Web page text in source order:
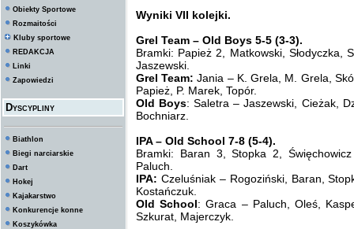
Obiekty Sportowe
Rozmaitości
Kluby sportowe
REDAKCJA
Linki
Zapowiedzi
Dyscypliny
Biathlon
Biegi narciarskie
Dart
Hokej
Kajakarstwo
Konkurencje konne
Koszykówka
Wyniki VII kolejki.
Grel Team – Old Boys 5-5 (3-3).
Bramki: Papież 2, Matkowski, Słodyczka,
Jaszewski.
Grel Team:Jania – K. Grela, M. Grela,
Papież, P. Marek, Topór.
Old Boys: Saletra – Jaszewski, Cieżak,
Bochniarz.
IPA – Old School 7-8 (5-4).
Bramki: Baran 3, Stopka 2,
Paluch.
IPA: Czeluśniak – Rogoziński, Baran,
Kostańczuk.
Old School: Graca – Paluch, Oleś,
Szkurat, Majerczyk.